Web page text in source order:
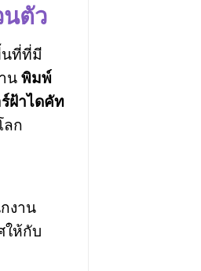
นตัว
นที่ที่มี
น พิมพ์
ฝ้าไดคัท
ลก
งาน
ให้กับ